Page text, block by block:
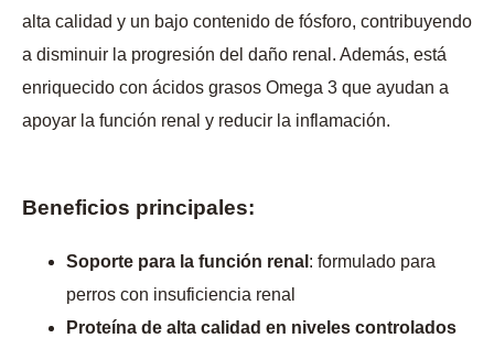
alta calidad y un bajo contenido de fósforo, contribuyendo
a disminuir la progresión del daño renal. Además, está
enriquecido con ácidos grasos Omega 3 que ayudan a
apoyar la función renal y reducir la inflamación.
Beneficios principales:
Soporte para la función renal : formulado para
perros con insuficiencia renal
Proteína de alta calidad en niveles controlados